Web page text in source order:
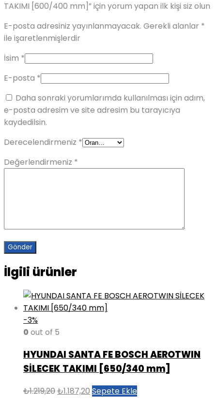
TAKIMI [600/400 mm]” için yorum yapan ilk kişi siz olun
E-posta adresiniz yayınlanmayacak. Gerekli alanlar *
ile işaretlenmişlerdir
İsim *
E-posta *
Daha sonraki yorumlarımda kullanılması için adım,
e-posta adresim ve site adresim bu tarayıcıya
kaydedilsin.
Derecelendirmeniz *
Değerlendirmeniz *
İlgili ürünler
-3%
0 out of 5
HYUNDAI SANTA FE BOSCH AEROTWIN
SİLECEK TAKIMI [650/340 mm]
₺1.219,20Orijinal
₺1.187,20 Şu
Sepete Ekle